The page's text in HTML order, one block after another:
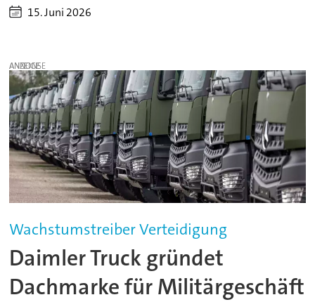
15. Juni 2026
ANZEIGE
Wachstumstreiber Verteidigung
Daimler Truck gründet
Dachmarke für Militärgeschäft